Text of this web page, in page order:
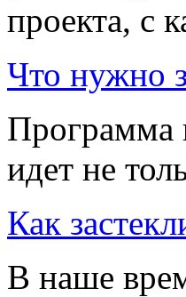
проекта, с
Что нужно
Программа
идет не
Как
В наше